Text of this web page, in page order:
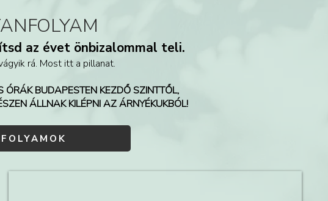
az évet önbizalommal teli.
rá. Most itt a pillanat.
BUDAPESTEN KEZDŐ SZINTTŐL,
ÁLLNAK KILÉPNI AZ ÁRNYÉKUKBÓL!